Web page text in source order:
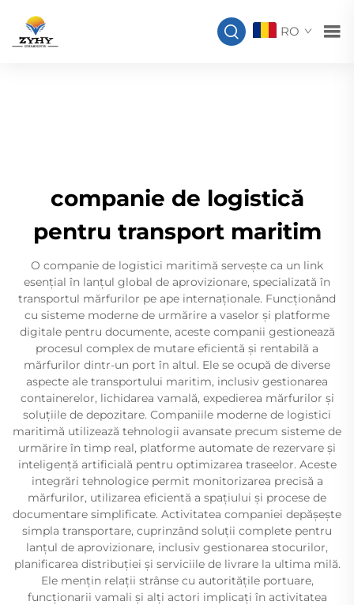
RO
companie de logistică
pentru transport maritim
O companie de logistici maritimă servește ca un link
esențial în lanțul global de aprovizionare, specializată în
transportul mărfurilor pe ape internaționale. Funcționând
cu sisteme moderne de urmărire a vaselor și platforme
digitale pentru documente, aceste companii gestionează
procesul complex de mutare eficientă și rentabilă a
mărfurilor dintr-un port în altul. Ele se ocupă de diverse
aspecte ale transportului maritim, inclusiv gestionarea
containerelor, lichidarea vamală, expedierea mărfurilor și
soluțiile de depozitare. Companiile moderne de logistici
maritimă utilizează tehnologii avansate precum sisteme de
urmărire în timp real, platforme automate de rezervare și
inteligență artificială pentru optimizarea traseelor. Aceste
integrări tehnologice permit monitorizarea precisă a
mărfurilor, utilizarea eficientă a spațiului și procese de
documentare simplificate. Activitatea companiei depășește
simpla transportare, cuprinzând soluții complete pentru
lanțul de aprovizionare, inclusiv gestionarea stocurilor,
planificarea distribuției și serviciile de livrare la ultima milă.
Ele mențin relații strânse cu autoritățile portuare,
funcționarii vamali și alți actori implicați în activitatea